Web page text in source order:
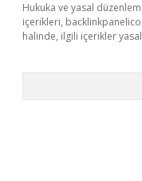
Hukuka ve yasal
içerikleri,
halinde, ilgili içerikler